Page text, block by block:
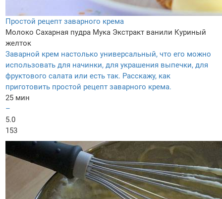
Простой рецепт заварного крема
Молоко Сахарная пудра Мука Экстракт ванили Куриный
желток
Заварной крем настолько универсальный, что его можно
использовать для начинки, для украшения выпечки, для
фруктового салата или есть так. Расскажу, как
приготовить простой рецепт заварного крема.
25 мин
–
5.0
153